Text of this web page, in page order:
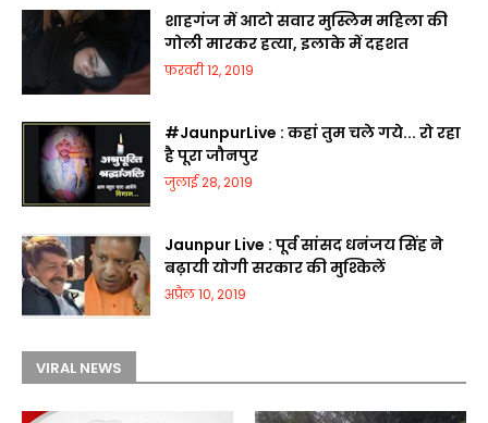
शाहगंज में आटो सवार मुस्लिम महिला की
गोली मारकर हत्या, इलाके में दहशत
फ़रवरी 12, 2019
#JaunpurLive : कहां तुम चले गये... रो रहा
है पूरा जौनपुर
जुलाई 28, 2019
Jaunpur Live : पूर्व सांसद धनंजय सिंह ने
बढ़ायी योगी सरकार की मुश्किलें
अप्रैल 10, 2019
VIRAL NEWS